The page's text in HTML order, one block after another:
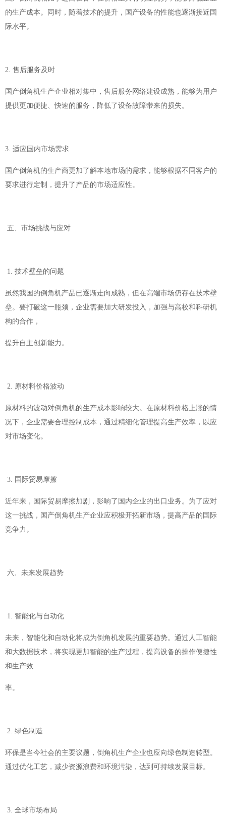
的生产成本。同时，随着技术的提升，国产设备的性能也逐渐接近国
际水平。
2. 售后服务及时
国产倒角机生产企业相对集中，售后服务网络建设成熟，能够为用户
提供更加便捷、快速的服务，降低了设备故障带来的损失。
3. 适应国内市场需求
国产倒角机的生产商更加了解本地市场的需求，能够根据不同客户的
要求进行定制，提升了产品的市场适应性。
五、市场挑战与应对
1. 技术壁垒的问题
虽然我国的倒角机产品已逐渐走向成熟，但在高端市场仍存在技术壁
垒。要打破这一瓶颈，企业需要加大研发投入，加强与高校和科研机
构的合作，
提升自主创新能力。
2. 原材料价格波动
原材料的波动对倒角机的生产成本影响较大。在原材料价格上涨的情
况下，企业需要合理控制成本，通过精细化管理提高生产效率，以应
对市场变化。
3. 国际贸易摩擦
近年来，国际贸易摩擦加剧，影响了国内企业的出口业务。为了应对
这一挑战，国产倒角机生产企业应积极开拓新市场，提高产品的国际
竞争力。
六、未来发展趋势
1. 智能化与自动化
未来，智能化和自动化将成为倒角机发展的重要趋势。通过人工智能
和大数据技术，将实现更加智能的生产过程，提高设备的操作便捷性
和生产效
率。
2. 绿色制造
环保是当今社会的主要议题，倒角机生产企业也应向绿色制造转型。
通过优化工艺，减少资源浪费和环境污染，达到可持续发展目标。
3. 全球市场布局